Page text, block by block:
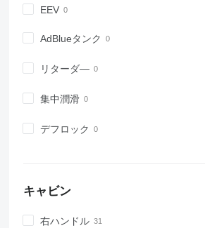
EEV
AdBlueタンク
リターダ―
集中潤滑
デフロック
キャビン
右ハンドル